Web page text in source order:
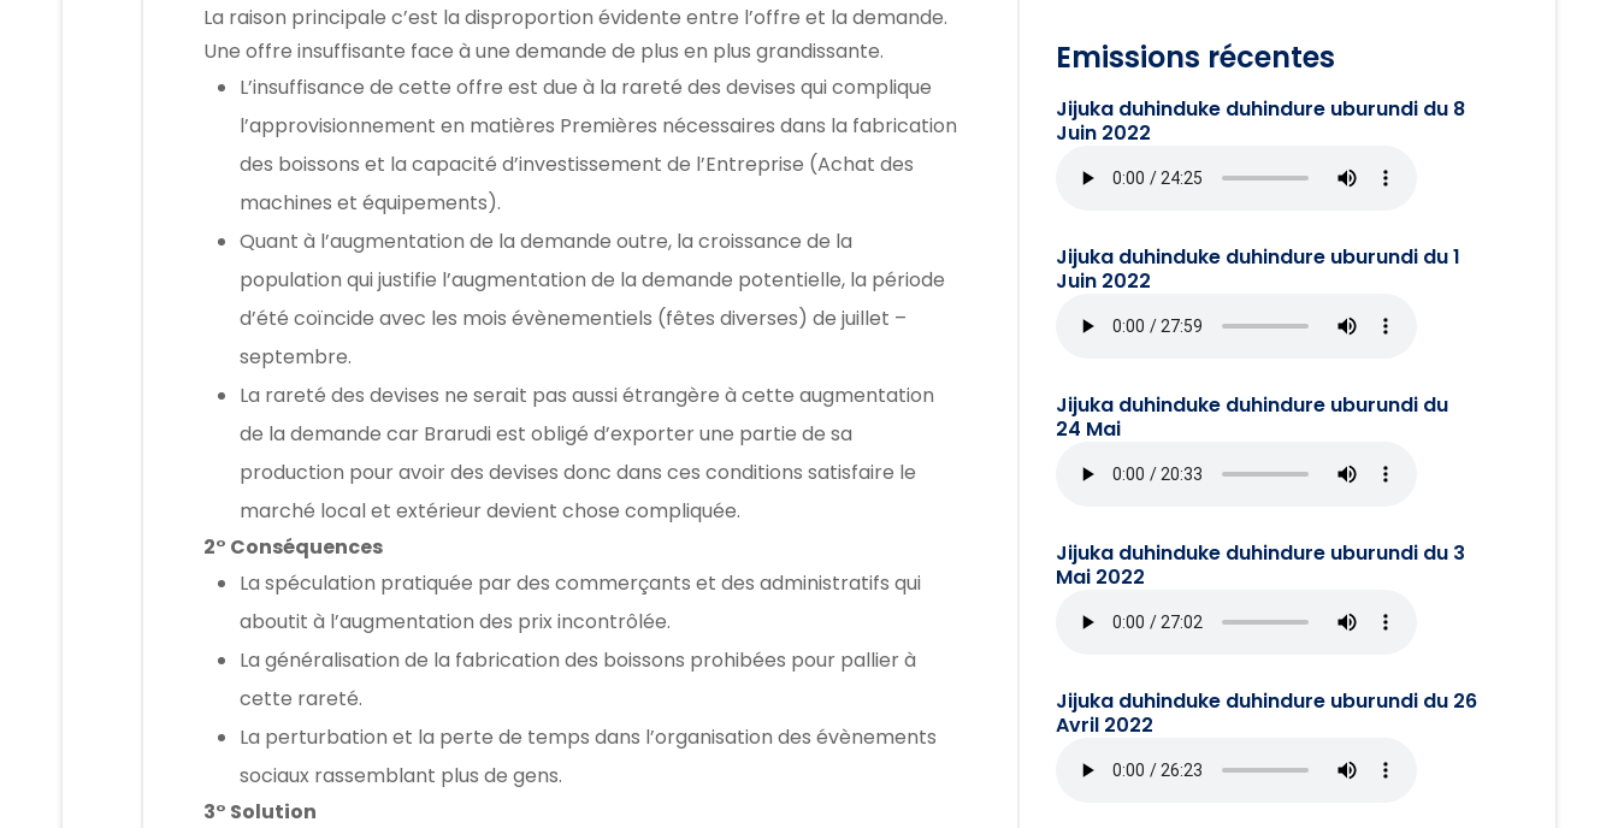
La raison principale c’est la disproportion évidente entre l’offre et la demande.
Une offre insuffisante face à une demande de plus en plus grandissante.
L’insuffisance de cette offre est due à la rareté des devises qui complique
l’approvisionnement en matières Premières nécessaires dans la fabrication
des boissons et la capacité d’investissement de l’Entreprise (Achat des
machines et équipements).
Quant à l’augmentation de la demande outre, la croissance de la
population qui justifie l’augmentation de la demande potentielle, la période
d’été coïncide avec les mois évènementiels (fêtes diverses) de juillet –
septembre.
La rareté des devises ne serait pas aussi étrangère à cette augmentation
de la demande car Brarudi est obligé d’exporter une partie de sa
production pour avoir des devises donc dans ces conditions satisfaire le
marché local et extérieur devient chose compliquée.
2° Conséquences
La spéculation pratiquée par des commerçants et des administratifs qui
aboutit à l’augmentation des prix incontrôlée.
La généralisation de la fabrication des boissons prohibées pour pallier à
cette rareté.
La perturbation et la perte de temps dans l’organisation des évènements
sociaux rassemblant plus de gens.
3° Solution
Emissions récentes
Jijuka duhinduke duhindure uburundi du 8
Juin 2022
Jijuka duhinduke duhindure uburundi du 1
Juin 2022
Jijuka duhinduke duhindure uburundi du
24 Mai
Jijuka duhinduke duhindure uburundi du 3
Mai 2022
Jijuka duhinduke duhindure uburundi du 26
Avril 2022